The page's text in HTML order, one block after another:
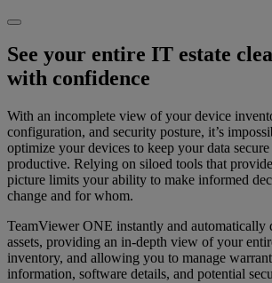
See your entire IT estate
with confidence
With an incomplete view of your device
configuration, and security posture, it’s
optimize your devices to keep your data
productive. Relying on siloed tools that
picture limits your ability to make informed
change and for whom.
TeamViewer ONE instantly and automatically
assets, providing an in-depth view of your
inventory, and allowing you to manage
information, software details, and potential